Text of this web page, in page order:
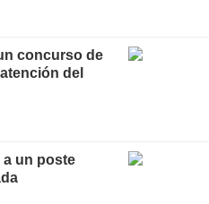
concurso de
del
a un poste